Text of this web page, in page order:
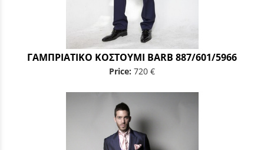
ΓΑΜΠΡΙΑΤΙΚΟ ΚΟΣΤΟΥΜΙ BARB 887/601/5966
Price: 720 €